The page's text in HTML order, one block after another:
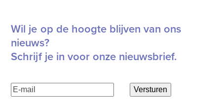
Wil je op de hoogte blijven van ons
nieuws?
Schrijf je in voor onze nieuwsbrief.
E-
mailadres(Vereist)
Versturen